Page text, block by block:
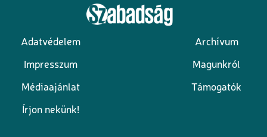
Lábléc
Adatvédelem Archívum
Impresszum Magunkról
Médiaajánlat Támogatók
Írjon nekünk!